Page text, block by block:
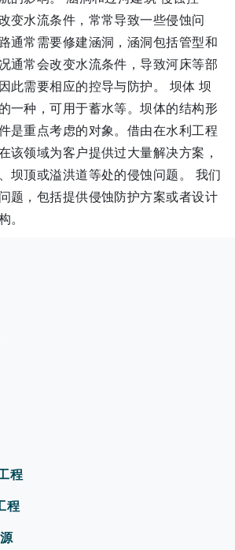
变水流条件，常常导致一些侵蚀问
通常需要修建涵洞，涵洞包括管型和
通常会改变水流条件，导致河床等部
此需要相应的控导与防护。 坝体 坝
一种，可用于蓄水等。坝体的结构形
是重点考虑的对象。借由在水利工程
该领域为客户提供过大量解决方案，
坝顶或溢洪道等处的侵蚀问题。 我们
题，包括提供侵蚀防护方案或者设计
程
程